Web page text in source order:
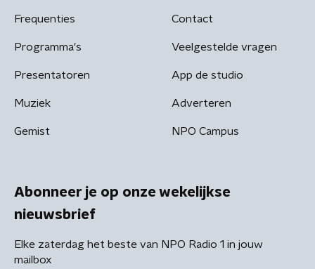
Frequenties
Programma's
Presentatoren
Muziek
Gemist
Contact
Veelgestelde vragen
App de studio
Adverteren
NPO Campus
Abonneer je op onze wekelijkse
nieuwsbrief
Elke zaterdag het beste van NPO Radio 1 in jouw
mailbox